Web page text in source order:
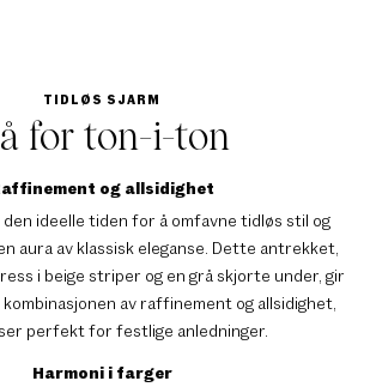
TIDLØS SJARM
for ton-i-ton
og allsidighet
ideelle tiden for å omfavne tidløs stil og
aura av klassisk eleganse. Dette antrekket,
i beige striper og en grå skjorte under, gir
av raffinement og allsidighet,
perfekt for festlige anledninger.
Harmoni i farger